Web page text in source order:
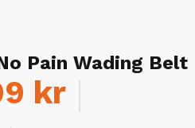
Pain Wading Belt
kr